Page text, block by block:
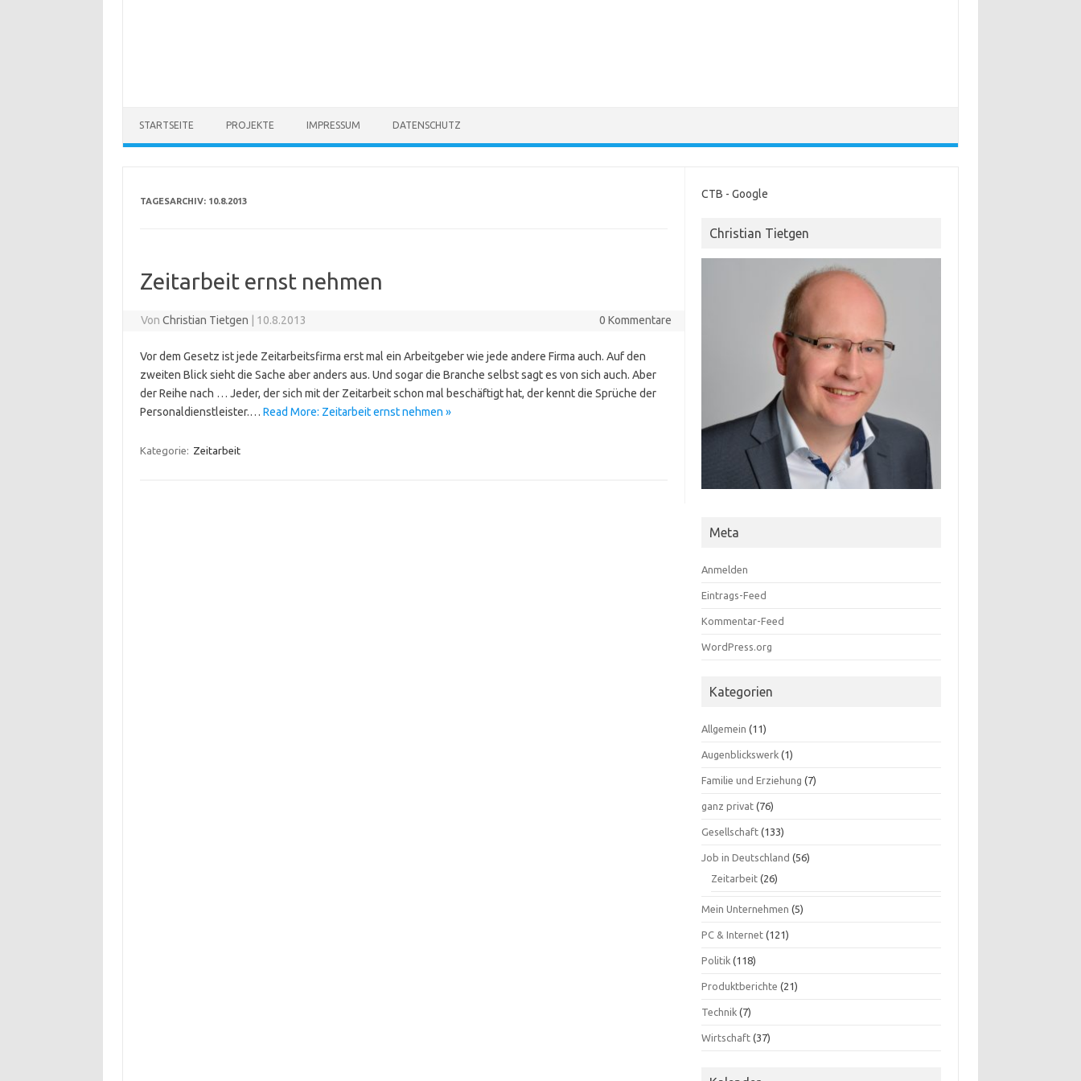
STARTSEITE PROJEKTE IMPRESSUM DATENSCHUTZ
TAGESARCHIV: 10.8.2013
Zeitarbeit ernst nehmen
VonChristian Tietgen 10.8.2013 0 Kommentare
Vor dem Gesetz ist jede Zeitarbeitsfirma erst mal ein Arbeitgeber wie jede andere Firma auch. Auf den
zweiten Blick sieht die Sache aber anders aus. Und sogar die Branche selbst sagt es von sich auch. Aber
der Reihe nach … Jeder, der sich mit der Zeitarbeit schon mal beschäftigt hat, der kennt die Sprüche der
Personaldienstleister.… Read More: Zeitarbeit ernst nehmen »
Kategorie: Zeitarbeit
CTB - Google
Christian Tietgen
Meta
Anmelden
Eintrags-Feed
Kommentar-Feed
WordPress.org
Kategorien
Allgemein (11)
Augenblickswerk (1)
Familie und Erziehung (7)
ganz privat (76)
Gesellschaft (133)
Job in Deutschland (56)
Zeitarbeit (26)
Mein Unternehmen (5)
PC & Internet (121)
Politik (118)
Produktberichte (21)
Technik (7)
Wirtschaft (37)